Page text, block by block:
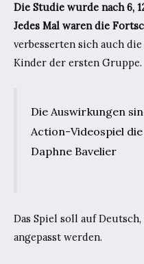
Die Studie wurde nach 6,
Jedes Mal waren die
verbesserten sich auch
Kinder der ersten Gruppe.
Die Auswirkungen
Action-Videospiel
Daphne Bavelier
Das Spiel soll auf
angepasst werden.